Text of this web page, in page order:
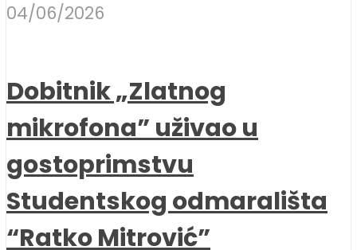
04/06/2026
Dobitnik „Zlatnog
mikrofona” uživao u
gostoprimstvu
Studentskog odmarališta
“Ratko Mitrović”